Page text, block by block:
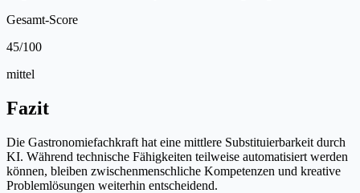
Gesamt-Score
45/100
mittel
Fazit
Die Gastronomiefachkraft hat eine mittlere Substituierbarkeit durch
KI. Während technische Fähigkeiten teilweise automatisiert werden
können, bleiben zwischenmenschliche Kompetenzen und kreative
Problemlösungen weiterhin entscheidend.